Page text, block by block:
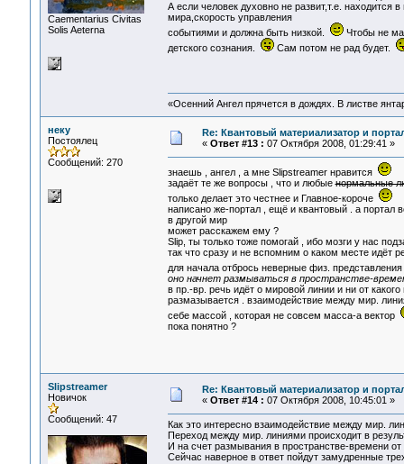
Сaementarius Civitas
Solis Aeterna
А если человек духовно не развит,т.е. находится
мира,скорость управления
событиями и должна быть низкой.
Чтобы не
детского сознания.
Сам потом не рад будет.
«Осенний Ангел прячется в дождях. В листве
неку
Постоялец
Сообщений: 270
Re: Квантовый материализатор и
« Ответ #13 : 07 Октября 2008, 01:29:41 »
знаешь , ангел , а мне Slipstreamer нравится
задаёт те же вопросы , что и любыенормальные
только делает это честнее и Главное-короче
написано же-портал , ещё и квантовый . а портал
в другой мир
может расскажем ему ?
Slip, ты только тоже помогай , ибо мозги у нас
так что сразу и не вспомним о каком месте идёт
для начала отбрось неверные физ.
оно начнет размываться в пространстве-
в пр.-вр. речь идёт о мировой линии и ни от какого
размазывается . взаимодействие между мир.
себе массой , которая не совсем масса-а вектор
пока понятно ?
Slipstreamer
Новичок
Сообщений: 47
Re: Квантовый материализатор и
« Ответ #14 : 07 Октября 2008, 10:45:01 »
Как это интересно взаимодействие между мир.
Переход между мир. линиями происходит в
И на счет размывания в пространстве-времени
Сейчас наверное в ответ пойдут замудренные